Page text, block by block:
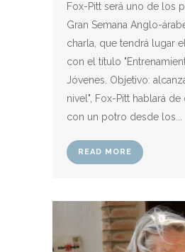
Fox-Pitt será uno de los
Gran Semana Anglo-
charla, que tendrá lugar
con el título
Jóvenes. Objetivo:
nivel", Fox-Pitt hablará
con un potro desde los...
READ MORE